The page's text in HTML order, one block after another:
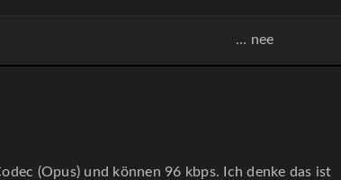
… nee
(Opus) und können 96 kbps. Ich denke das ist